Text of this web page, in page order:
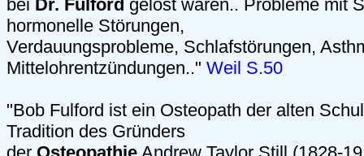
bei Dr. Fulford gelöst waren.. Probleme mit
hormonelle Störungen,
Verdauungsprobleme, Schlafstörungen,
Mittelohrentzündungen.." Weil S.50
"Bob Fulford ist ein Osteopath der alten
Tradition des Gründers